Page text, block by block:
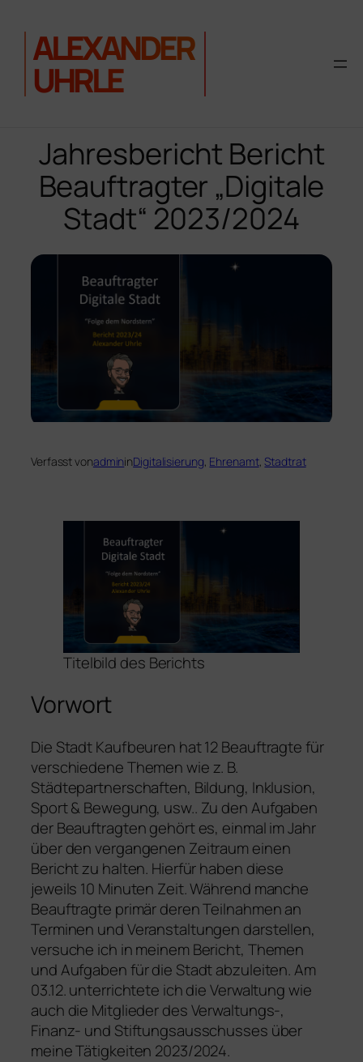
springen
ALEXANDER
UHRLE
Jahresbericht Bericht
Beauftragter „Digitale
Stadt“ 2023/2024
Verfasst vonadmininDigitalisierung, Ehrenamt, Stadtrat
Titelbild des Berichts
Vorwort
Die Stadt Kaufbeuren hat 12 Beauftragte für
verschiedene Themen wie z. B.
Städtepartnerschaften, Bildung, Inklusion,
Sport & Bewegung, usw.. Zu den Aufgaben
der Beauftragten gehört es, einmal im Jahr
über den vergangenen Zeitraum einen
Bericht zu halten. Hierfür haben diese
jeweils 10 Minuten Zeit. Während manche
Beauftragte primär deren Teilnahmen an
Terminen und Veranstaltungen darstellen,
versuche ich in meinem Bericht, Themen
und Aufgaben für die Stadt abzuleiten. Am
03.12. unterrichtete ich die Verwaltung wie
auch die Mitglieder des Verwaltungs-,
Finanz- und Stiftungsausschusses über
meine Tätigkeiten 2023/2024.